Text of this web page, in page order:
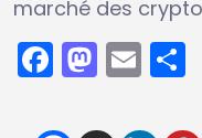
marché des
Facebook